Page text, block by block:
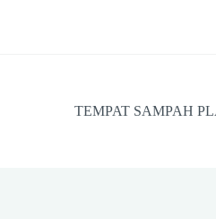
TEMPAT SAMPAH